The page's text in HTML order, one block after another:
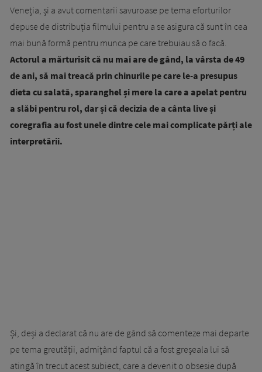
Veneția, și a avut comentarii savuroase pe tema eforturilor
depuse de distribuția filmului pentru a se asigura că sunt în cea
mai bună formă pentru munca pe care trebuiau să o facă.
Actorul a mărturisit că nu mai are de gând, la vârsta de 49
de ani, să mai treacă prin chinurile pe care le-a presupus
dieta cu salată, sparanghel și mere la care a apelat pentru
a slăbi pentru rol, dar și că decizia de a cânta live și
coregrafia au fost unele dintre cele mai complicate părți ale
interpretării.
Și, deși a declarat că nu are de gând să comenteze mai departe
pe tema greutății, admițând faptul că a fost greșeala lui să
atingă în trecut acest subiect, care a devenit o obsesie după